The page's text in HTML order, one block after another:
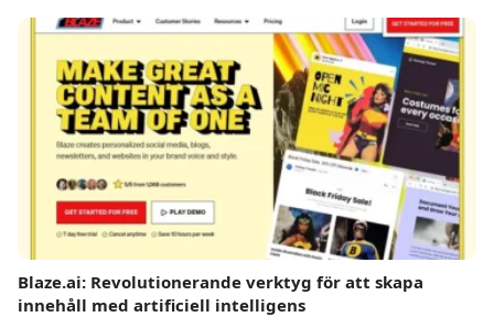
Blaze.ai: Revolutionerande verktyg för att skapa
innehåll med artificiell intelligens